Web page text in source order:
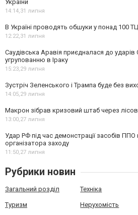
України
14:14,31 липня
В Україні проводять обшуки у понад 100
12:22,31 липня
Саудівська Аравія приєдналася до
угрупованню в Іраку
15:23,29 липня
Зустріч Зеленського і Трампа буде без
14:05,29 липня
Макрон зібрав кризовий штаб через
13:00,27 липня
Удар РФ під час демонстрації засобів ППО
організатора заходу
11:50,27 липня
Рубрики новин
Загальний розділ Техніка
Туризм Нерухомість